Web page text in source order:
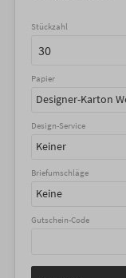
Stückzahl
Papier
Designer-Karton
Design-Service
Keiner
Briefumschläge
Keine
Gutschein-Code